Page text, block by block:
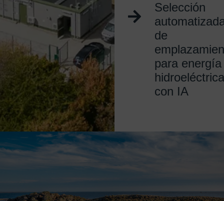
Selección
de
para energía
con IA